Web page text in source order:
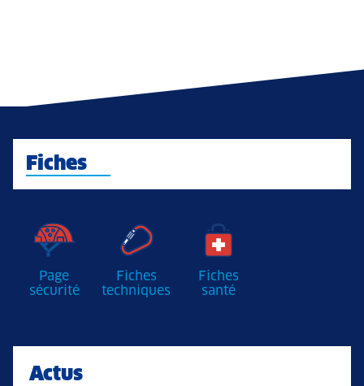
Fiches
Page
sécurité
Fiches
techniques
Fiches
santé
Actus